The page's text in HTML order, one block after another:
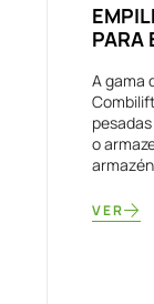
PARA
A gama
o
VER